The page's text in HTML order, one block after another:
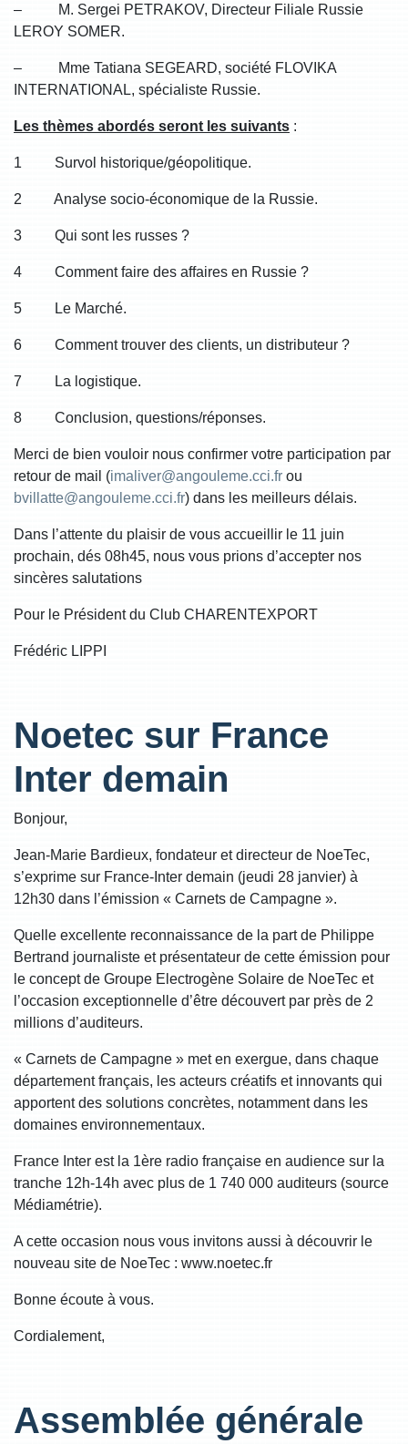
– M. Sergei PETRAKOV, Directeur Filiale Russie
LEROY SOMER.
– Mme Tatiana SEGEARD, société FLOVIKA
INTERNATIONAL, spécialiste Russie.
Les thèmes abordés seront les suivants :
1 Survol historique/géopolitique.
2 Analyse socio-économique de la Russie.
3 Qui sont les russes ?
4 Comment faire des affaires en Russie ?
5 Le Marché.
6 Comment trouver des clients, un distributeur ?
7 La logistique.
8 Conclusion, questions/réponses.
Merci de bien vouloir nous confirmer votre participation par
retour de mail (imaliver@angouleme.cci.fr ou
bvillatte@angouleme.cci.fr) dans les meilleurs délais.
Dans l’attente du plaisir de vous accueillir le 11 juin
prochain, dés 08h45, nous vous prions d’accepter nos
sincères salutations
Pour le Président du Club CHARENTEXPORT
Frédéric LIPPI
Noetec sur France
Inter demain
Bonjour,
Jean-Marie Bardieux, fondateur et directeur de NoeTec,
s’exprime sur France-Inter demain (jeudi 28 janvier) à
12h30 dans l’émission « Carnets de Campagne ».
Quelle excellente reconnaissance de la part de Philippe
Bertrand journaliste et présentateur de cette émission pour
le concept de Groupe Electrogène Solaire de NoeTec et
l’occasion exceptionnelle d’être découvert par près de 2
millions d’auditeurs.
« Carnets de Campagne » met en exergue, dans chaque
département français, les acteurs créatifs et innovants qui
apportent des solutions concrètes, notamment dans les
domaines environnementaux.
France Inter est la 1ère radio française en audience sur la
tranche 12h-14h avec plus de 1 740 000 auditeurs (source
Médiamétrie).
A cette occasion nous vous invitons aussi à découvrir le
nouveau site de NoeTec : www.noetec.fr
Bonne écoute à vous.
Cordialement,
Assemblée générale